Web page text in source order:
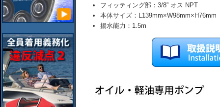
フィッティング部：3/8” オス NPT
本体サイズ：L139mm×W98mm×H76mm
揚水能力：1.5m